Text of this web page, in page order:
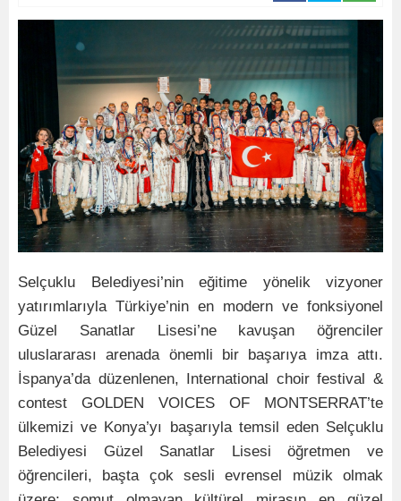
Selçuklu Belediyesi’nin eğitime yönelik vizyoner
yatırımlarıyla Türkiye’nin en modern ve fonksiyonel
Güzel Sanatlar Lisesi’ne kavuşan öğrenciler
uluslararası arenada önemli bir başarıya imza attı.
İspanya’da düzenlenen, International choir festival &
contest GOLDEN VOICES OF MONTSERRAT’te
ülkemizi ve Konya’yı başarıyla temsil eden Selçuklu
Belediyesi Güzel Sanatlar Lisesi öğretmen ve
öğrencileri, başta çok sesli evrensel müzik olmak